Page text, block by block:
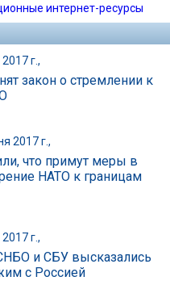
интернет-ресурсы
г.,
закон о стремлении к
2017 г.,
что примут меры в
НАТО к границам
г.,
и СБУ высказались
с Россией